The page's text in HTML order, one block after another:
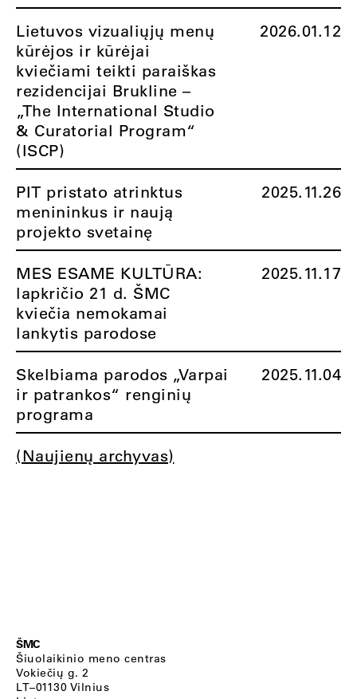
Lietuvos vizualiųjų menų
kūrėjos ir kūrėjai
kviečiami teikti paraiškas
rezidencijai Brukline –
„The International Studio
& Curatorial Program“
(ISCP)
2026.01.12
PIT pristato atrinktus
menininkus ir naują
projekto svetainę
2025.11.26
MES ESAME KULTŪRA:
lapkričio 21 d. ŠMC
kviečia nemokamai
lankytis parodose
2025.11.17
Skelbiama parodos „Varpai
ir patrankos“ renginių
programa
2025.11.04
(Naujienų archyvas)
ŠMC
Šiuolaikinio meno centras
Vokiečių g. 2
LT–01130 Vilnius